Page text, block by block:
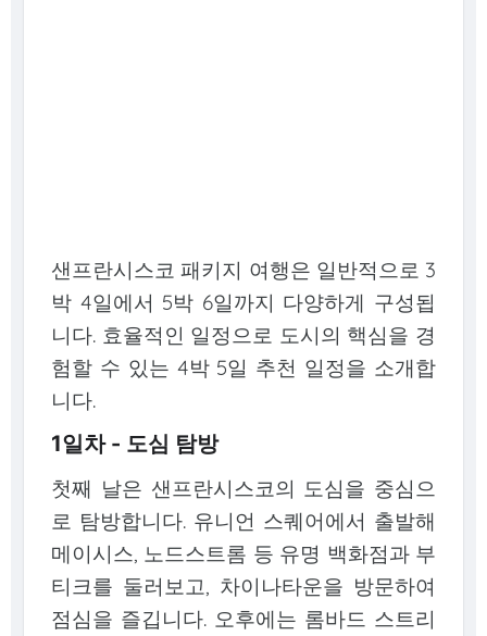
샌프란시스코 패키지 여행은 일반적으로 3
박 4일에서 5박 6일까지 다양하게 구성됩
니다. 효율적인 일정으로 도시의 핵심을 경
험할 수 있는 4박 5일 추천 일정을 소개합
니다.
1일차 - 도심 탐방
첫째 날은 샌프란시스코의 도심을 중심으
로 탐방합니다. 유니언 스퀘어에서 출발해
메이시스, 노드스트롬 등 유명 백화점과 부
티크를 둘러보고, 차이나타운을 방문하여
점심을 즐깁니다. 오후에는 롬바드 스트리